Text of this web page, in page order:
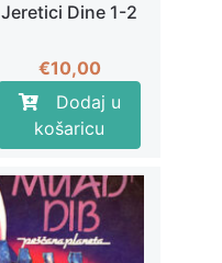
Jeretici Dine 1-2
€10,00
Dodaj u
košaricu